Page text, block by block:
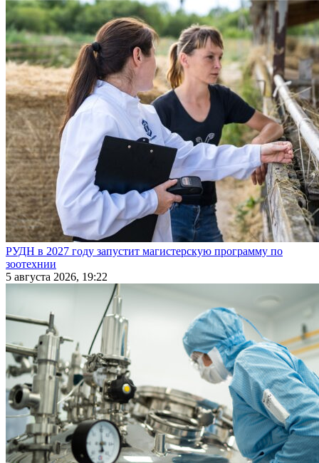
РУДН в 2027 году запустит магистерскую программу по
зоотехнии
5 августа 2026, 19:22